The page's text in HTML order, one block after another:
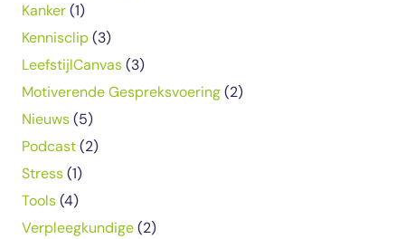
Kanker(1)
Kennisclip(3)
LeefstijlCanvas(3)
Motiverende Gespreksvoering(2)
Nieuws(5)
Podcast(2)
Stress(1)
Tools(4)
Verpleegkundige(2)